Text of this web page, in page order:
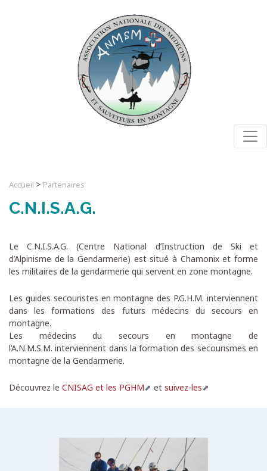
Accueil > Partenaires
C.N.I.S.A.G.
Le C.N.I.S.A.G. (Centre National d’Instruction de Ski et
d’Alpinisme de la Gendarmerie) est situé à Chamonix et forme
les militaires de la gendarmerie qui servent en zone montagne.
Les guides secouristes en montagne des P.G.H.M. interviennent
dans les formations des futurs médecins du secours en
montagne.
Les médecins du secours en montagne de
l’A.N.M.S.M. interviennent dans la formation des secourismes en
montagne de la Gendarmerie.
Découvrez le CNISAG et les PGHM et suivez-les